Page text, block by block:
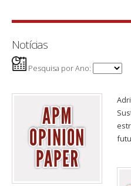
Notícias
Pesquisa por Ano: